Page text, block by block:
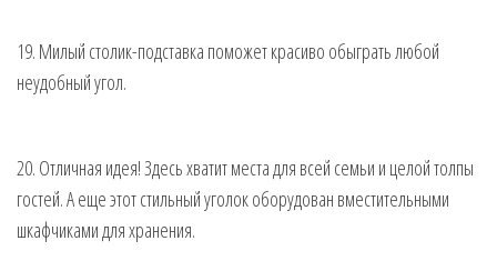
19. Милый столик-подставка поможет красиво обыграть любой
неудобный угол.
20. Отличная идея! Здесь хватит места для всей семьи и целой толпы
гостей. А еще этот стильный уголок оборудован вместительными
шкафчиками для хранения.